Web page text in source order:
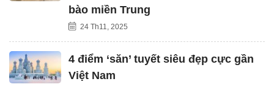
bào miền Trung
24 Th11, 2025
4 điểm ‘săn’ tuyết siêu đẹp cực gần
Việt Nam